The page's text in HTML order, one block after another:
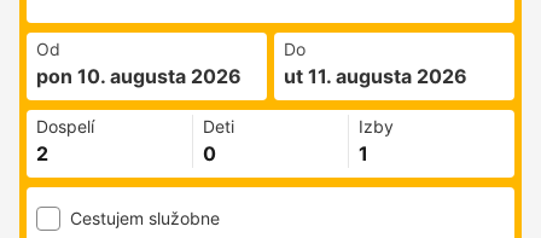
Od
pon 10. augusta 2026
Do
ut 11. augusta 2026
Dospelí Deti Izby
Cestujem služobne